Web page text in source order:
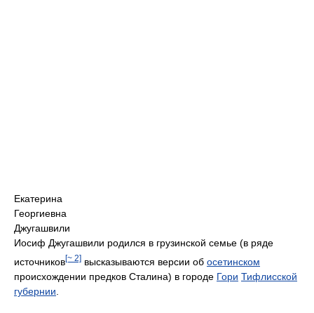
Екатерина
Георгиевна
Джугашвили
Иосиф Джугашвили родился в грузинской семье (в ряде
источников[~ 2] высказываются версии об осетинском
происхождении предков Сталина) в городе Гори Тифлисской
губернии